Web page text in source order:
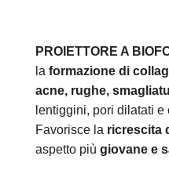
PROIETTORE A
la formazione di
acne, rughe,
lentiggini, pori dilatati e
Favorisce la ricrescita
aspetto più giovane e